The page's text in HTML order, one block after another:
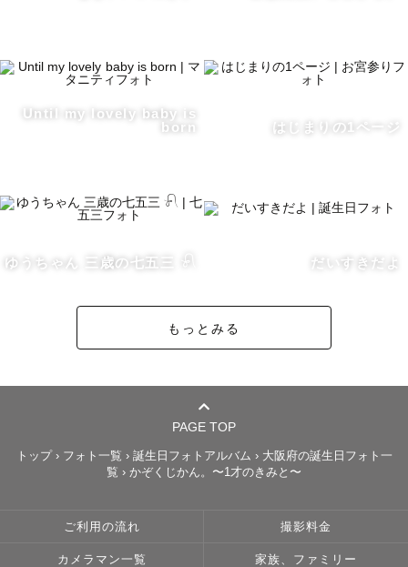
Until my lovely baby is
born
はじまりの1ページ
ゆうちゃん 三歳の七五三 𓍯 だいすきだよ
もっとみる
PAGE TOP
トップ› フォト一覧 › 誕生日フォトアルバム › 大阪府の誕生日フォト一
覧 › かぞくじかん。〜1才のきみと〜
ご利用の流れ 撮影料金
カメラマン一覧 家族、ファミリー